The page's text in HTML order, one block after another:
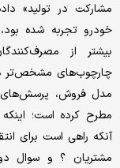
مشارکت در تولید»
خودرو تجربه شده
بیشتر از
چارچوب‌های مشخص‌تر
مدل فروش، پرسش‌های
مطرح کرده است؛
آنکه راهی است برای
مشتریان ؟ و سوال